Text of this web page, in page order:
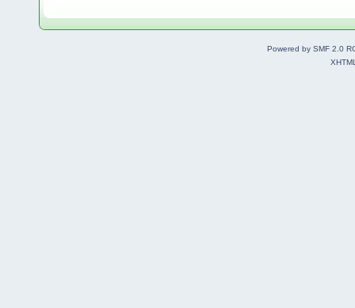
Powered by SMF 2.0